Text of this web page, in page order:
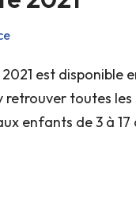
est disponible
retrouver toutes
enfants de 3 à 17